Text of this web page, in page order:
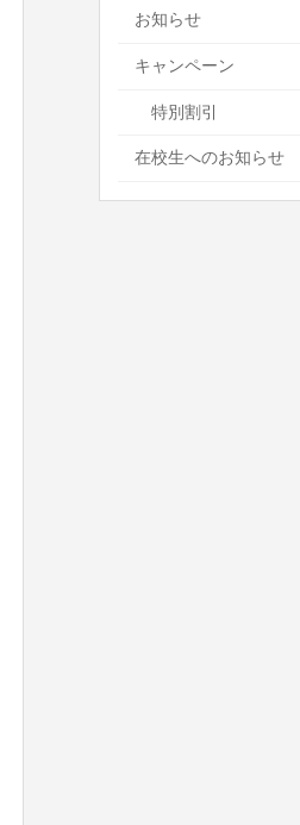
お知らせ
キャンペーン
特別割引
在校生へのお知らせ